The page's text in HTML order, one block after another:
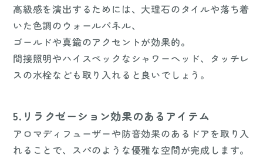
高級感を演出するためには、大理石のタイルや落ち着
いた色調のウォールパネル、
ゴールドや真鍮のアクセントが効果的。
間接照明やハイスペックなシャワーヘッド、タッチレ
スの水栓なども取り入れると良いでしょう。
5.リラクゼーション効果のあるアイテム
アロマディフューザーや防音効果のあるドアを取り入
れることで、スパのような優雅な空間が完成します。